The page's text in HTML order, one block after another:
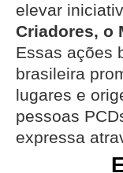
elevar
Criadores, o
Essas ações
brasileira
lugares e
pessoas
expressa